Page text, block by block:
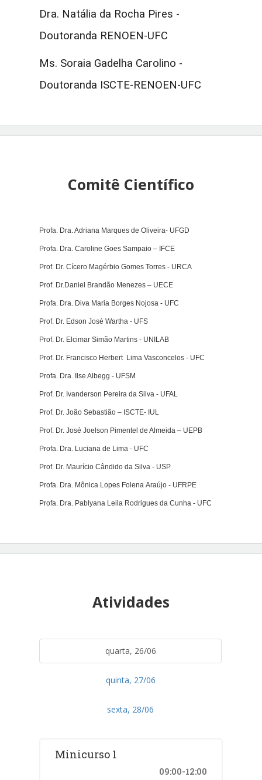
Dra. Natália da Rocha Pires -
Doutoranda RENOEN-UFC
Ms. Soraia Gadelha Carolino -
Doutoranda ISCTE-RENOEN-UFC
Comitê Científico
Profa. Dra. Adriana Marques de Oliveira- UFGD
Profa. Dra. Caroline Goes Sampaio – IFCE
Prof. Dr. Cícero Magérbio Gomes Torres - URCA
Prof. Dr. Daniel Brandão Menezes – UECE
Profa. Dra. Diva Maria Borges Nojosa - UFC
Prof. Dr. Edson José Wartha - UFS
Prof. Dr. Elcimar Simão Martins - UNILAB
Prof. Dr. Francisco Herbert Lima Vasconcelos - UFC
Profa. Dra. Ilse Albegg - UFSM
Prof. Dr. Ivanderson Pereira da Silva - UFAL
Prof. Dr. João Sebastião – ISCTE- IUL
Prof. Dr. José Joelson Pimentel de Almeida – UEPB
Profa. Dra. Luciana de Lima - UFC
Prof. Dr. Maurício Cândido da Silva - USP
Profa. Dra. Mônica Lopes Folena Araújo - UFRPE
Profa. Dra. Pablyana Leila Rodrigues da Cunha - UFC
Atividades
quarta, 26/06
quinta, 27/06
sexta, 28/06
Minicurso 1
09:00-12:00